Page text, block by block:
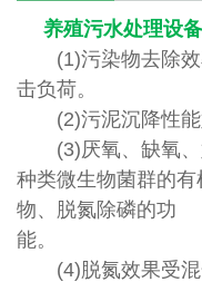
养殖污水处理设备
(1)污染物去除效
击负荷。
(2)污泥沉降性能
(3)厌氧、缺氧、
种类微生物菌群的
物、脱氮除磷的功
能。
(4)脱氮效果受混